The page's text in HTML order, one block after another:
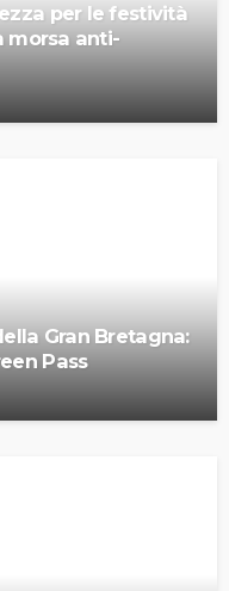
per le festività
morsa anti-
Gran Bretagna:
Pass